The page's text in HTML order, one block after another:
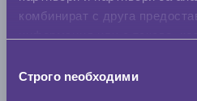
комбинират с друга
наСтрого nеобходими